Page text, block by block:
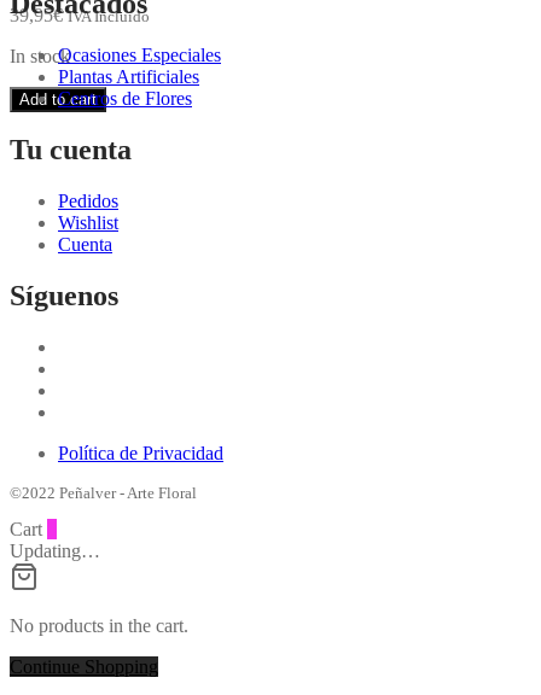
39,95€ IVA Incluido
In stock
Add to cart
Ocasiones Especiales
Plantas Artificiales
Centros de Flores
Tu cuenta
Pedidos
Wishlist
Cuenta
Síguenos
Política de Privacidad
©2022 Peñalver - Arte Floral
Cart
Updating…
No products in the cart.
Continue Shopping